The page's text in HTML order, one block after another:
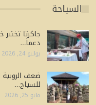
السياحة
جاكرتا
دعماً…
يوليو 24, 2026
ضعف
للسياح…
مايو 25, 2026